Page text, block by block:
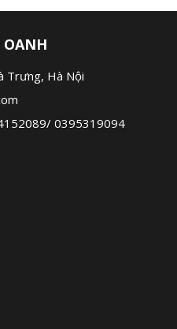
OANH
Trưng, Hà Nội
/ 0395319094